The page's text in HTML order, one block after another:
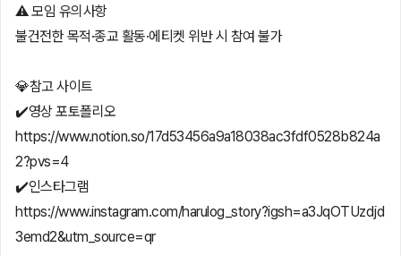
⚠️ 모임 유의사항
불건전한 목적·종교 활동·에티켓 위반 시 참여 불가
💎참고 사이트
✔️영상 포토폴리오
https://www.notion.so/17d53456a9a18038ac3fdf0528b824a
2?pvs=4
✔️인스타그램
https://www.instagram.com/harulog_story?igsh=a3JqOTUzdjd
3emd2&utm_source=qr